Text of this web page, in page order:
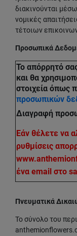
διακινούνται
νομικές
τέτοιων
Προσωπικά
Το απόρρητό
και θα
στοιχεία όπως
προσωπικών
Διαγραφή
Εάν θέλετε να
ρυθμίσεις
ένα email στο
Πνευματικά
Το σύνολο του